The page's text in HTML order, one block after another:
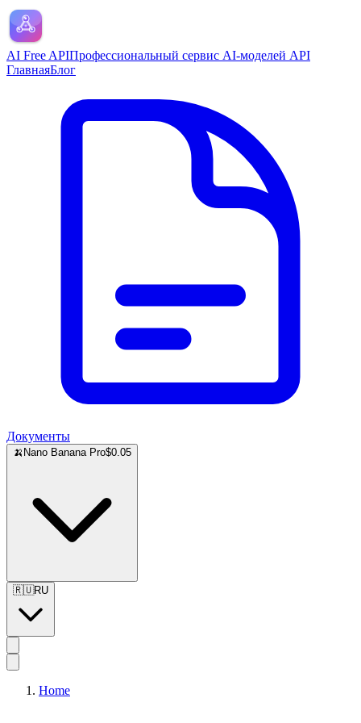
AI Free APIПрофессиональный сервис AI-моделей API
ГлавнаяБлог
Документы
🍌 Nano Banana Pro$0.05
🇷🇺RU
Home